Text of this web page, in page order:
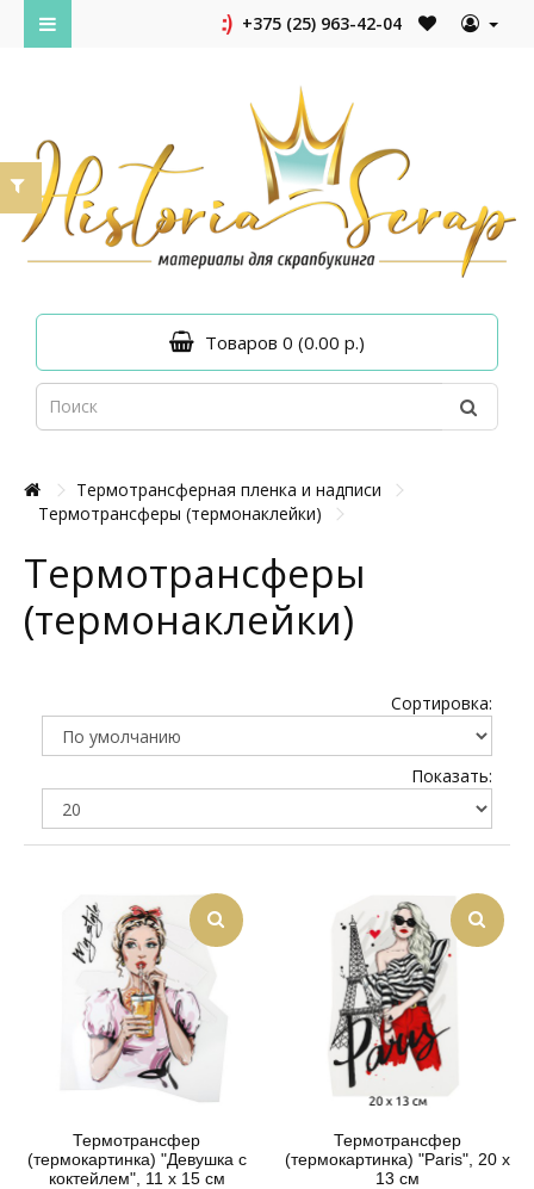
+375 (25) 963-42-04
Товаров 0 (0.00 р.)
Термотрансферная пленка и надписи
Термотрансферы (термонаклейки)
Термотрансферы
(термонаклейки)
Сортировка:
Показать:
Термотрансфер
(термокартинка) "Девушка с
коктейлем", 11 х 15 см
Термотрансфер
(термокартинка) "Paris", 20 х
13 см